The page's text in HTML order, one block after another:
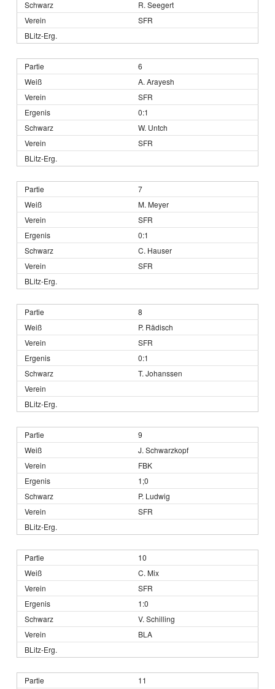
R. Seegert
SFR
6
A. Arayesh
SFR
0:1
W. Untch
SFR
7
M. Meyer
SFR
0:1
C. Hauser
SFR
8
P. Rädisch
SFR
0:1
T. Johanssen
9
J. Schwarzkopf
FBK
1;0
P. Ludwig
SFR
10
C. Mix
SFR
1:0
V. Schilling
BLA
11